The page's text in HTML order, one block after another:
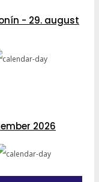
- 29. august
2026